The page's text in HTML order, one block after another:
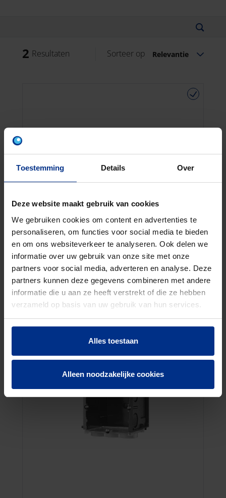
Toestemming Details Over
Deze website maakt gebruik van cookies
We gebruiken cookies om content en advertenties te
personaliseren, om functies voor social media te bieden
en om ons websiteverkeer te analyseren. Ook delen we
informatie over uw gebruik van onze site met onze
partners voor social media, adverteren en analyse. Deze
partners kunnen deze gegevens combineren met andere
informatie die u aan ze heeft verstrekt of die ze hebben
verzameld op basis van uw gebruik van hun services.
Alles toestaan
Alleen noodzakelijke cookies
2 Resultaten Sorteer op Relevantie
B45 INBOUWDIEPTE 45MM